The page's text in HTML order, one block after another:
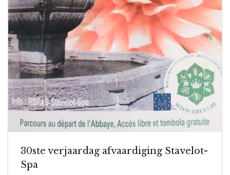
30ste verjaardag afvaardiging Stavelot-
Spa